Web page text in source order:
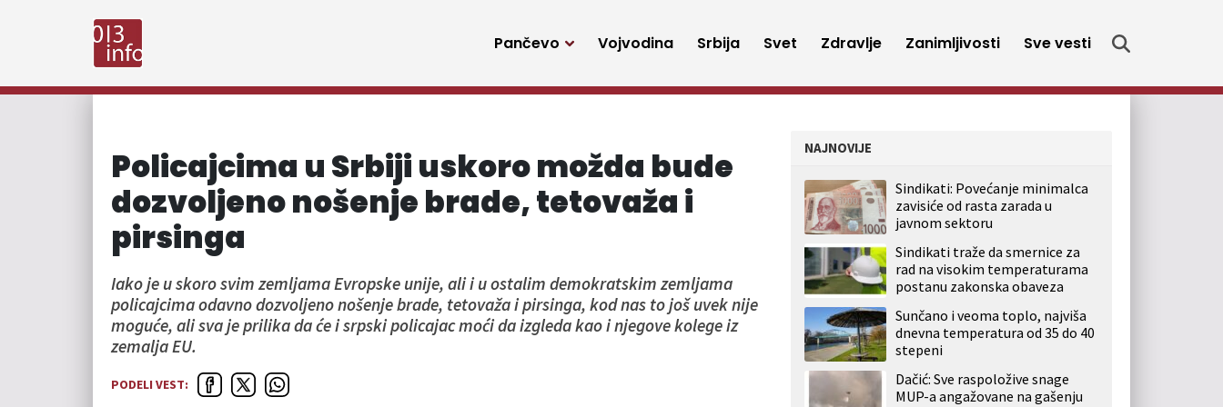
Pančevo Vojvodina Srbija Svet Zdravlje Zanimljivosti Sve vesti
Policajcima u Srbiji uskoro možda bude
dozvoljeno nošenje brade, tetovaža i
pirsinga
Iako je u skoro svim zemljama Evropske unije, ali i u ostalim demokratskim zemljama
policajcima odavno dozvoljeno nošenje brade, tetovaža i pirsinga, kod nas to još uvek nije
moguće, ali sva je prilika da će i srpski policajac moći da izgleda kao i njegove kolege iz
zemalja EU.
PODELI VEST:
NAJNOVIJE
Sindikati: Povećanje minimalca
zavisiće od rasta zarada u
javnom sektoru
Sindikati traže da smernice za
rad na visokim temperaturama
postanu zakonska obaveza
Sunčano i veoma toplo, najviša
dnevna temperatura od 35 do 40
stepeni
Dačić: Sve raspoložive snage
MUP-a angažovane na gašenju